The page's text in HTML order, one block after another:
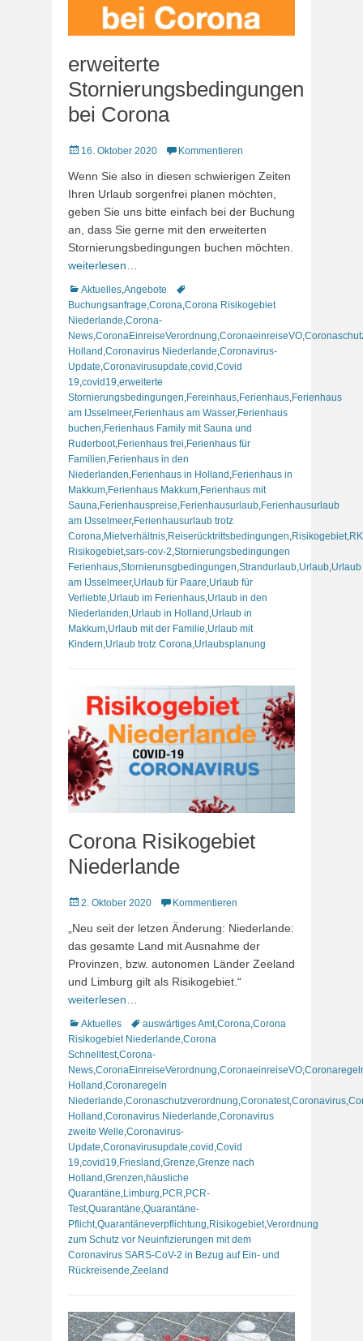
erweiterte
Stornierungsbedingungen
bei Corona
Veröffentlicht
16. Oktober 2020 Kommentieren
Wenn Sie also in diesen schwierigen Zeiten
Ihren Urlaub sorgenfrei planen möchten,
geben Sie uns bitte einfach bei der Buchung
an, dass Sie gerne mit den erweiterten
Stornierungsbedingungen buchen möchten.
weiterlesen…
Kategorien
Aktuelles Angebote
Schlagworte
Buchungsanfrage Corona Corona Risikogebiet
Niederlande Corona-
News CoronaEinreiseVerordnung CoronaeinreiseVO
Holland Coronavirus Niederlande Coronavirus-
Update Coronavirusupdate covid Covid
19 covid19 erweiterte
Stornierungsbedingungen Fereinhaus Ferienhaus Ferienhaus
am IJsselmeer, Ferienhaus am Wasser, Ferienhaus
buchen Ferienhaus Family mit Sauna und
Ruderboot, Ferienhaus frei Ferienhaus für
Familien Ferienhaus in den
Niederlanden Ferienhaus in Holland Ferienhaus in
Makkum Ferienhaus Makkum Ferienhaus mit
Sauna Ferienhauspreise Ferienhausurlaub Ferienhausurlaub
am IJsselmeer, Ferienhausurlaub trotz
Corona Mietverhältnis Reiserücktrittsbedingungen Risikogebiet
Risikogebiet,sars-cov-2 Stornierungsbedingungen
Ferienhaus Stornierunsgbedingungen Strandurlaub Urlaub Urlaub
am IJsselmeer, Urlaub für Paare Urlaub für
Verliebte Urlaub im Ferienhaus Urlaub in den
Niederlanden Urlaub in Holland Urlaub in
Makkum Urlaub mit der Familie Urlaub mit
Kindern Urlaub trotz Corona Urlaubsplanung
Corona Risikogebiet
Niederlande
Veröffentlicht
2. Oktober 2020 Kommentieren
„Neu seit der letzen Änderung: Niederlande:
das gesamte Land mit Ausnahme der
Provinzen, bzw. autonomen Länder Zeeland
und Limburg gilt als Risikogebiet.“
weiterlesen…
Kategorien
Aktuelles Schlagworte
auswärtiges Amt,Corona,Corona
Risikogebiet Niederlande,Corona
Schnelltest,Corona-
News,CoronaEinreiseVerordnung,CoronaeinreiseVO,
Holland ,Coronaregeln
Niederlande,Coronaschutzverordnung,Coronatest,Coronavirus,
Holland ,Coronavirus Niederlande,Coronavirus
zweite Welle,Coronavirus-
Update,Coronavirusupdate,covid ,Covid
19,covid19,Friesland ,Grenze,Grenze nach
Holland ,Grenzen,häusliche
Quarantäne,Limburg,PCR,PCR-
Test,Quarantäne,Quarantäne-
Pflicht,Quarantäneverpflichtung,Risikogebiet,Verordnung
zum Schutz vor Neuinfizierungen mit dem
Coronavirus SARS-CoV-2 in Bezug auf Ein- und
Rückreisende,Zeeland